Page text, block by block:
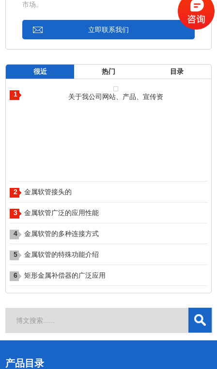
市场。
立即联系我们
很近 热门 目录
1 关于我公司网站、产品、宣传资
2 ​​​​​​​金属软管接头的
3 金属软管广泛的应用性能
4 金属软管的多种连接方式
5 金属软管的特殊功能介绍
6 矩形金属补偿器的广泛应用
产品目录